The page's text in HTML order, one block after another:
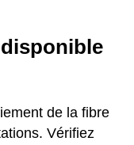
de la fibre
Vérifiez